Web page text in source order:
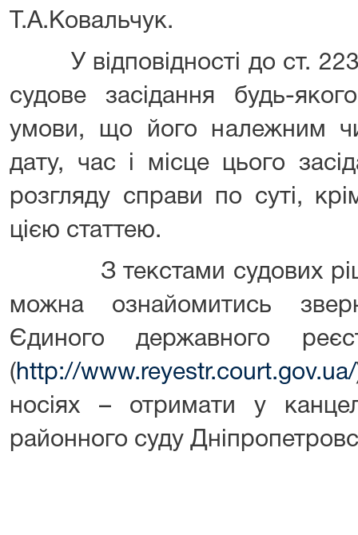
Т.А.Ковальчук.
У відповідності до ст.
судове засідання будь-
умови, що його належним
дату, час і місце цього
розгляду справи по суті,
цією статтею.
З текстами судових
можна ознайомитись
Єдиного державного
( http://www.reyestr.court.gov.ua/
носіях – отримати у
районного суду